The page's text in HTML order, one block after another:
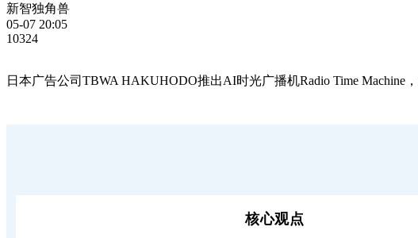
新智独角兽
05-07 20:05
10324
日本广告公司TBWA HAKUHODO推出AI时光广播机Radio Time
核心观点